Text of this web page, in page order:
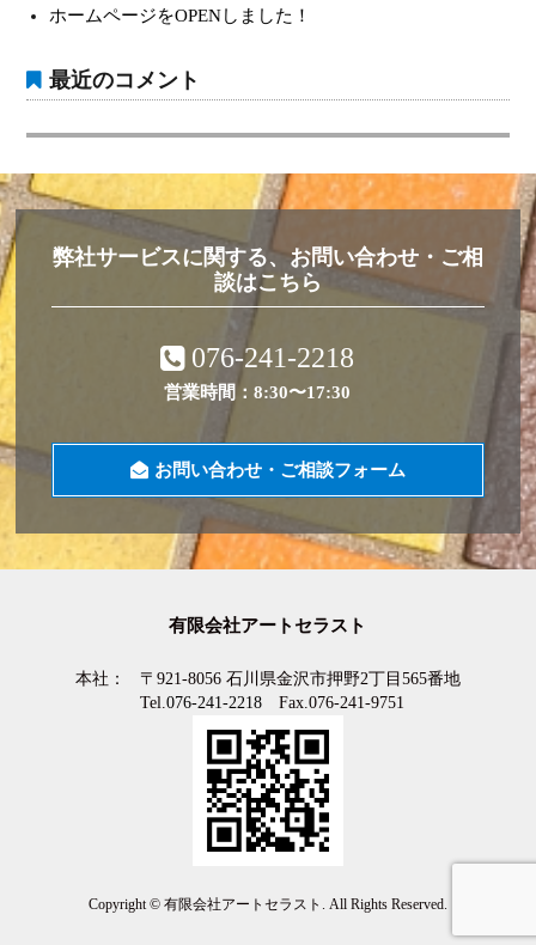
ホームページをOPENしました！
最近のコメント
弊社サービスに関する、お問い合わせ・ご相
談はこちら
076-241-2218
営業時間：8:30〜17:30
お問い合わせ・ご相談フォーム
有限会社アートセラスト
本社：
〒921-8056 石川県金沢市押野2丁目565番地
Tel. 076-241-2218Fax.076-241-9751
Copyright © 有限会社アートセラスト . All Rights Reserved.